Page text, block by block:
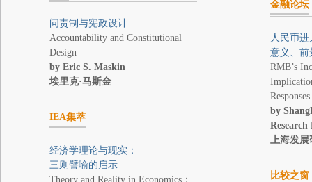
问责制与宪政设计
Accountability and Constitutional
Design
by Eric S. Maskin
埃里克·马斯金
IEA集萃
经济学理论与现实：
三则譬喻的启示
Theory and Reality in Economics：
金融论坛
人民币进
意义、前
RMB’s
Responses
by
上海发展
比较之窗